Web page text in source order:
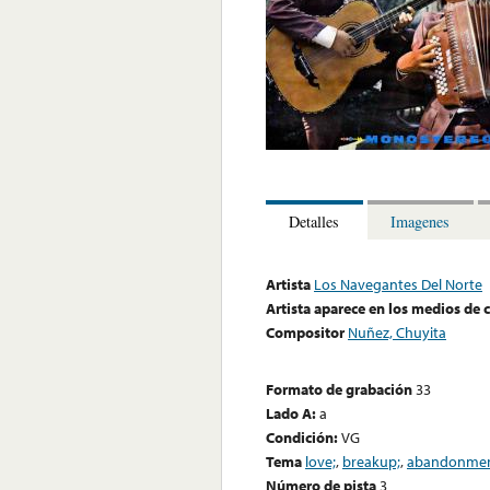
Detalles Imagenes
Artista Los Navegantes Del Norte
Artista aparece en los medios de
Compositor Nuñez, Chuyita
Formato de grabación33
Lado A:a
Condición:VG
Tema love;, breakup;,
Número de pista 3